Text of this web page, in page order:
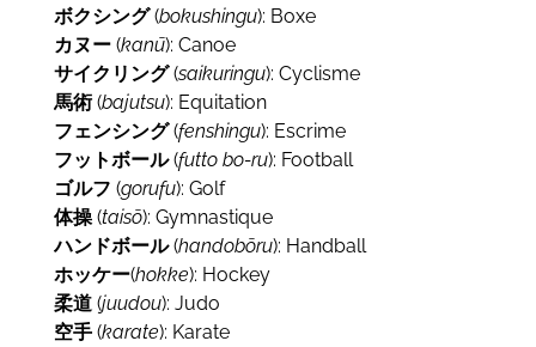
ボクシング(bokushingu): Boxe
カヌー(kanū): Canoe
サイクリング(saikuringu): Cyclisme
馬術(bajutsu): Equitation
フェンシング(fenshingu): Escrime
フットボール(futto bo-ru): Football
ゴルフ (gorufu): Golf
体操(taisō): Gymnastique
ハンドボール(handobōru): Handball
ホッケー(hokke): Hockey
柔道(juudou): Judo
空手 (karate): Karate